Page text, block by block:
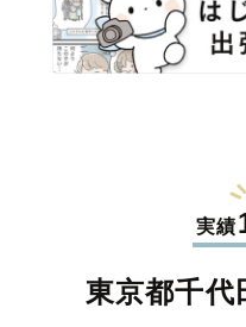
実績
東京都千代